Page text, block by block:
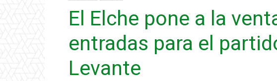
El Elche pone a la
entradas para el
Levante